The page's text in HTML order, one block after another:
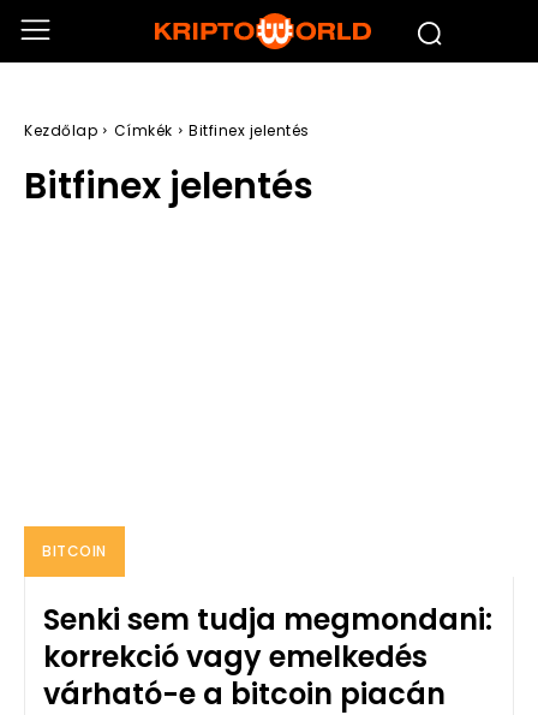
Kezdőlap Címkék Bitfinex jelentés
Bitfinex jelentés
BITCOIN
Senki sem tudja megmondani:
korrekció vagy emelkedés
várható-e a bitcoin piacán